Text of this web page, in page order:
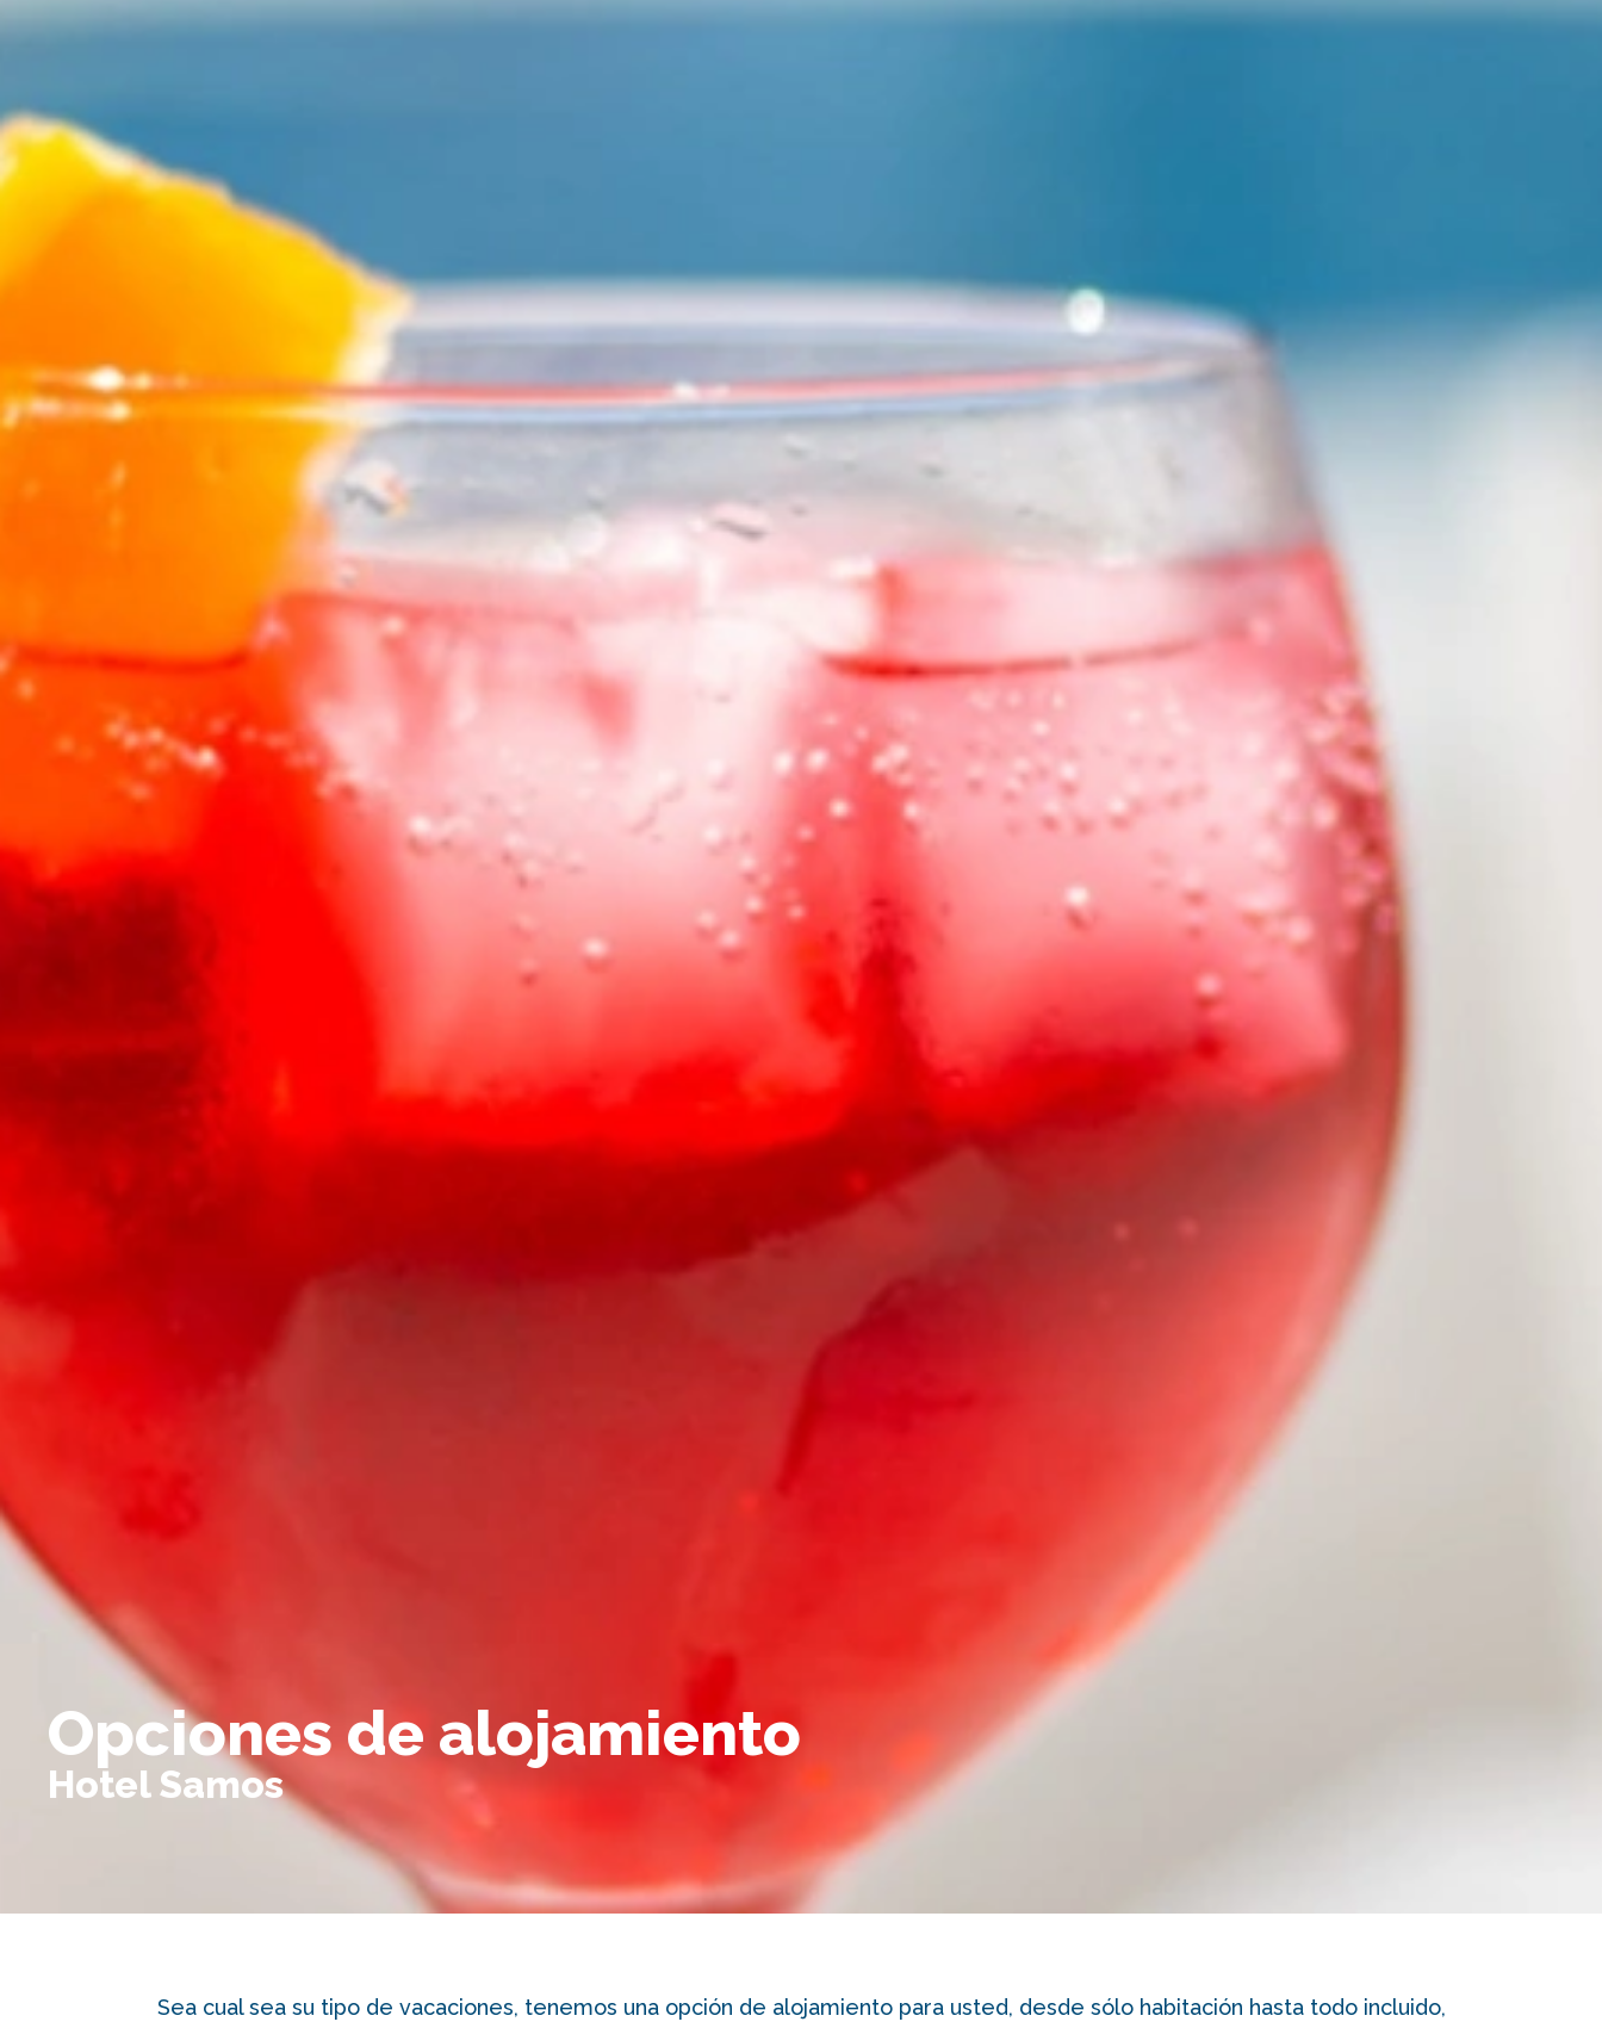
Opciones de alojamiento
Hotel Samos
Sea cual sea su tipo de vacaciones, tenemos una opción de alojamiento para usted, desde sólo habitación hasta todo incluido,